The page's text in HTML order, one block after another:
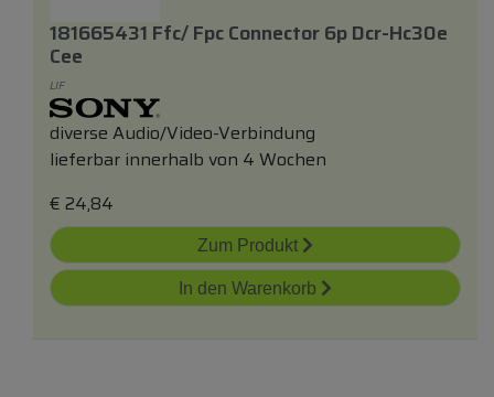
181665431 Ffc/ Fpc Connector 6p Dcr-Hc30e
Cee
LIF
diverse Audio/Video-Verbindung
lieferbar innerhalb von 4 Wochen
€ 24,84
Zum Produkt
In den Warenkorb